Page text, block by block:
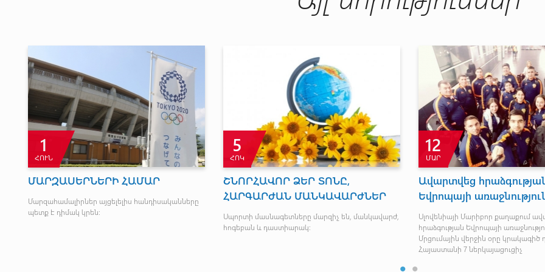
1
ՀՈՒՆ
ՄԱՐԶԱՍԵՐՆԵՐԻ ՀԱՄԱՐ
Մարզահամալիրներ այցելելիս հանդիսականները
պետք է դիմակ կրեն:
5
ՀՈԿ
ՇՆՈՐՀԱՎՈՐ ՁԵՐ ՏՈՆԸ,
ՀԱՐԳԱՐԺԱՆ ՄԱՆԿԱՎԱՐԺՆԵՐ
Սպորտի մասնագետները մարզիչ են, մանկավարժ,
հոգեբան և դաստիարակ:
12
ՄԱՐ
Ավարտվեց
Եվրոպայի
Սլովենիայի Մարիբոր քաղաքում
հրաձգության Եվրոպայի
Մրցումային վերջին օրը կրակագիծ
Հայաստանի 7 ներկայացուցիչ